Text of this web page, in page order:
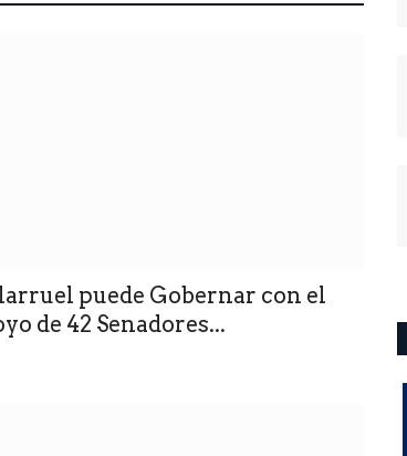
puede Gobernar con el
de 42 Senadores...